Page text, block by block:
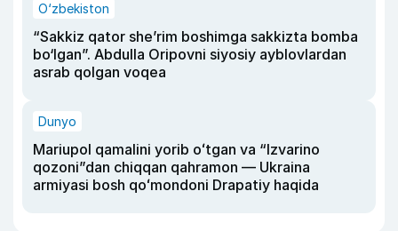
O‘zbekiston
“Sakkiz qator she’rim boshimga sakkizta bomba
bo‘lgan”. Abdulla Oripovni siyosiy ayblovlardan
asrab qolgan voqea
Dunyo
Mariupol qamalini yorib oʻtgan va “Izvarino
qozoni”dan chiqqan qahramon — Ukraina
armiyasi bosh qoʻmondoni Drapatiy haqida